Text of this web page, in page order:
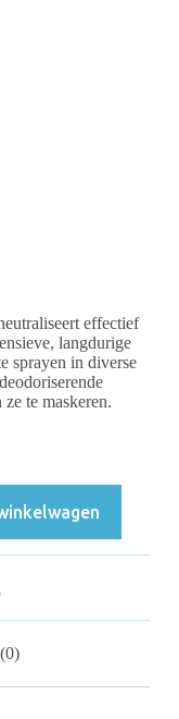
effectief
langdurige
sprayen in diverse
te maskeren.